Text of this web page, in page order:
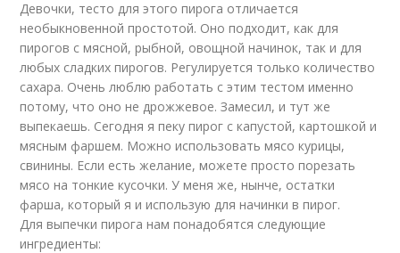
Девочки, тесто для этого пирога отличается
необыкновенной простотой. Оно подходит, как для
пирогов с мясной, рыбной, овощной начинок, так и для
любых сладких пирогов. Регулируется только количество
сахара. Очень люблю работать с этим тестом именно
потому, что оно не дрожжевое. Замесил, и тут же
выпекаешь. Сегодня я пеку пирог с капустой, картошкой и
мясным фаршем. Можно использовать мясо курицы,
свинины. Если есть желание, можете просто порезать
мясо на тонкие кусочки. У меня же, нынче, остатки
фарша, который я и использую для начинки в пирог.
Для выпечки пирога нам понадобятся следующие
ингредиенты: